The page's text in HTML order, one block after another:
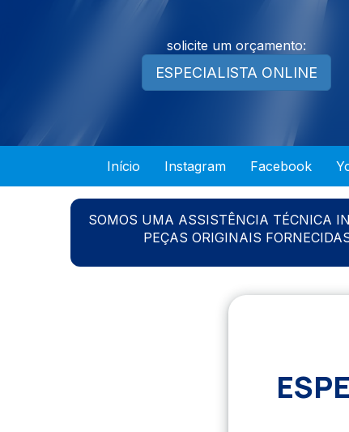
solicite um orçamento:
ESPECIALISTA ONLINE
Início Instagram Facebook
SOMOS UMA ASSISTÊNCIA TÉCNICA
PEÇAS ORIGINAIS